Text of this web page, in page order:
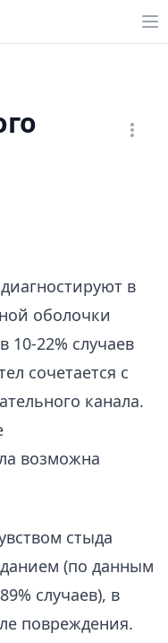
диагностируют в
оболочки
22% случаев
сочетается с
канала.
возможна
стыда
(по данным
случаев), в
повреждения.